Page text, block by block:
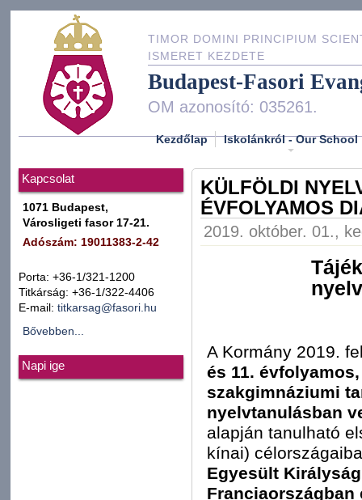
TIMOR DOMINI PRINCIPIUM
ISMERET KEZDETE
Budapest-Fasori
OM azonosító: 035261.
Kezdőlap Iskolánkról - Our School
Kapcsolat
1071 Budapest,
Városligeti fasor 17-21.
Adószám: 19011383-2-42
Porta: +36-1/321-1200
Titkárság: +36-1/322-4406
E-mail: titkarsag@fasori.hu
Bővebben...
Napi ige
KÜLFÖLDI
ÉVFOLYAMOS
2019. október. 01.,
A Kormány 2019.
és 11.
szakgimnáziumi
nyelvtanulásban
alapján tanulható
kínai)
Egyesült
Franciaországban